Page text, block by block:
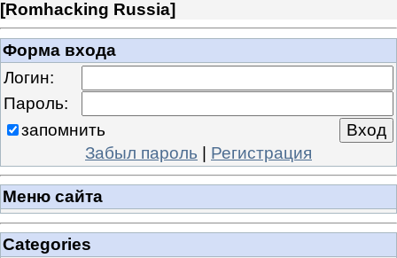
[Romhacking Russia]
Форма входа
Логин:
Пароль:
запомнить
Забыл пароль | Регистрация
Меню сайта
Categories